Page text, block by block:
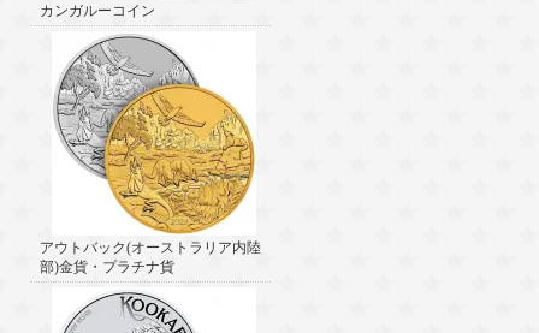
カンガルーコイン
アウトバック(オーストラリア内陸
部)金貨・プラチナ貨